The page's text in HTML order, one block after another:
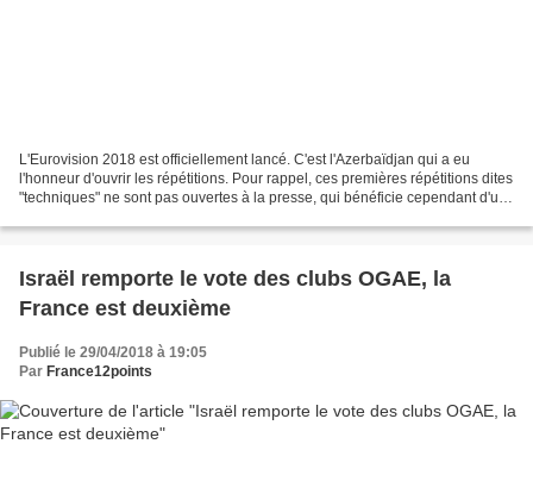
L'Eurovision 2018 est officiellement lancé. C'est l'Azerbaïdjan qui a eu
l'honneur d'ouvrir les répétitions. Pour rappel, ces premières répétitions dites
"techniques" ne sont pas ouvertes à la presse, qui bénéficie cependant d'un
Israël remporte le vote des clubs OGAE, la
France est deuxième
Publié le 29/04/2018 à 19:05
Par France12points